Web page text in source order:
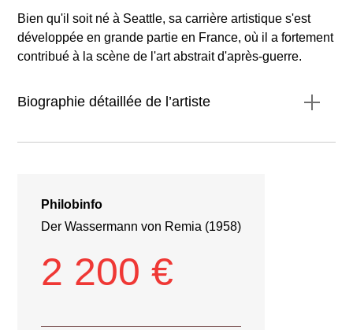
Bien qu'il soit né à Seattle, sa carrière artistique s'est
développée en grande partie en France, où il a fortement
contribué à la scène de l'art abstrait d'après-guerre.
Biographie détaillée de l’artiste
Philobinfo
Der Wassermann von Remia (1958)
2 200 €